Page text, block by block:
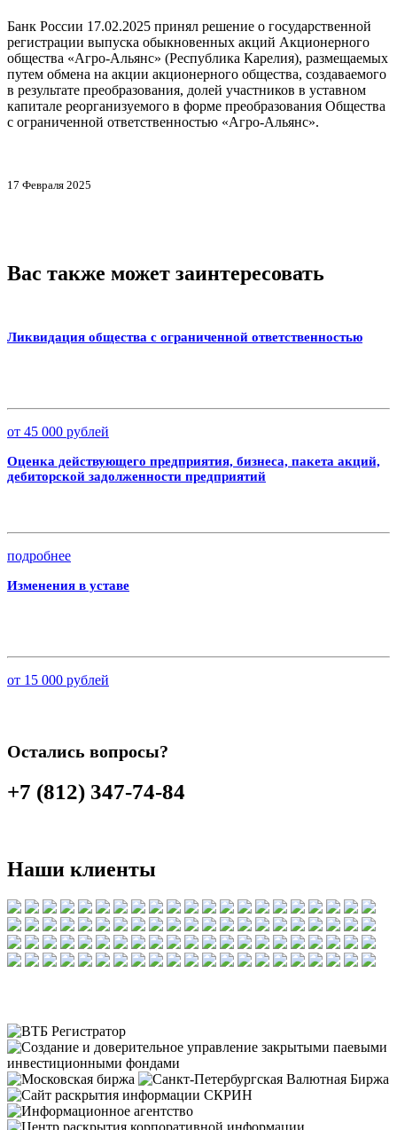
Банк России 17.02.2025 принял решение о государственной
регистрации выпуска обыкновенных акций Акционерного
общества «Агро-Альянс» (Республика Карелия), размещаемых
путем обмена на акции акционерного общества, создаваемого
в результате преобразования, долей участников в уставном
капитале реорганизуемого в форме преобразования Общества
с ограниченной ответственностью «Агро-Альянс».
17 Февраля 2025
Вас также может заинтересовать
Ликвидация общества с ограниченной ответственностью
от 45 000 рублей
Оценка действующего предприятия, бизнеса, пакета акций,
дебиторской задолженности предприятий
подробнее
Изменения в уставе
от 15 000 рублей
Остались вопросы?
+7 (812) 347-74-84
Наши клиенты